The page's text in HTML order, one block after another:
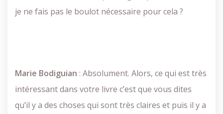
je ne fais pas le boulot nécessaire pour cela ?
Marie Bodiguian : Absolument. Alors, ce qui est très
intéressant dans votre livre c’est que vous dites
qu’il y a des choses qui sont très claires et puis il y a